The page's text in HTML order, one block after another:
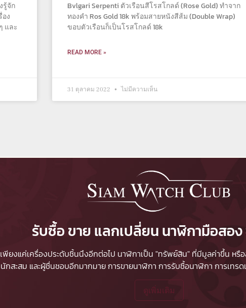
รู้จัก
ง
และ
Bvlgari Serpenti ตัวเรือนสีโรสโกลด์ (Rose Gold) ทำจาก
ทองคำ Ros Gold 18k พร้อมสายหนังสีส้ม (Double Wrap)
ขอบตัวเรือนก็เป็นโรสโกลด์ 18k
READ MORE »
31 ตุลาคม 2022 ไม่มีความเห็น
รับซื้อ ขาย แลกเปลี่ยน นาฬิกามือสอ
พียงแค่เครื่องประดับชิ้นนึงอีกต่อไป นาฬิกาเป็น "ทรัพย์สิน" ที่มีมูลค่าขึ้น ห
สะสม และผู้ชื่นชอบอีกมากมายการขายนาฬิกา การรับซื้อนาฬิกา การเทร
ดูเพิ่มเติม